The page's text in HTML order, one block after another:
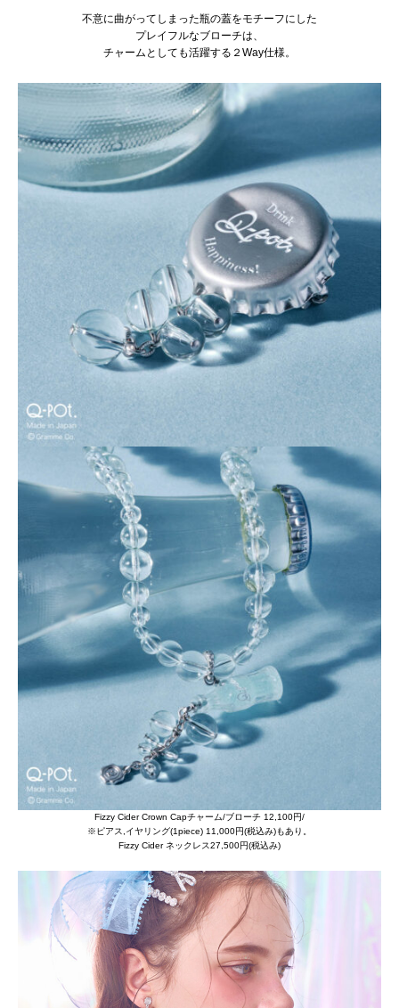
不意に曲がってしまった瓶の蓋をモチーフにした
プレイフルなブローチは、
チャームとしても活躍する２Way仕様。
Fizzy Cider Crown Capチャーム/ブローチ 12,100円/
※ピアス,イヤリング(1piece) 11,000円(税込み)もあり。
Fizzy Cider ネックレス27,500円(税込み)